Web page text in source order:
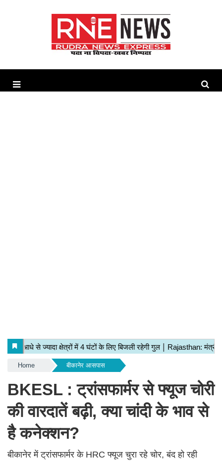
Home बीकानेर आसपास
BKESL : ट्रांसफार्मर से फ्यूज चोरी
की वारदातें बढ़ी, क्या चांदी के भाव से
है कनेक्शन?
बीकानेर में ट्रांसफार्मर के HRC फ्यूज चुरा रहे चोर, बंद हो रही